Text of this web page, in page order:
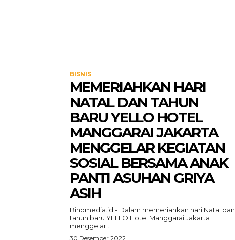
BISNIS
MEMERIAHKAN HARI
NATAL DAN TAHUN
BARU YELLO HOTEL
MANGGARAI JAKARTA
MENGGELAR KEGIATAN
SOSIAL BERSAMA ANAK
PANTI ASUHAN GRIYA
ASIH
Binomedia.id - Dalam memeriahkan hari Natal dan
tahun baru YELLO Hotel Manggarai Jakarta
menggelar...
30 Desember 2022